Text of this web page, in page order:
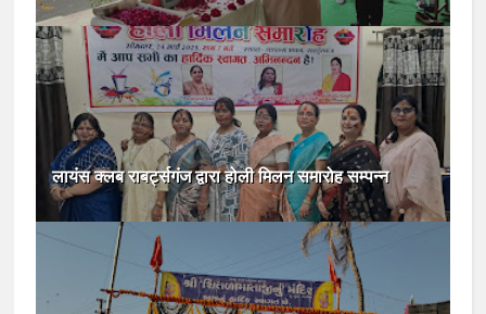
लायंस क्लब राबर्ट्सगंज द्वारा होली मिलन समारोह सम्पन्न